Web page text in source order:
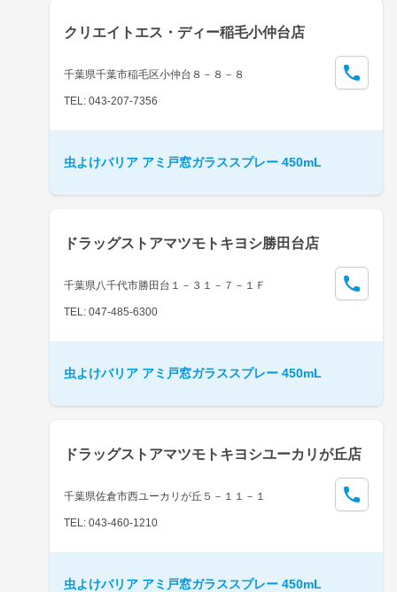
クリエイトエス・ディー稲毛小仲台店
千葉県千葉市稲毛区小仲台８－８－８
TEL: 043-207-7356
虫よけバリア アミ戸窓ガラススプレー 450mL
ドラッグストアマツモトキヨシ勝田台店
千葉県八千代市勝田台１－３１－７－１Ｆ
TEL: 047-485-6300
虫よけバリア アミ戸窓ガラススプレー 450mL
ドラッグストアマツモトキヨシユーカリが丘店
千葉県佐倉市西ユーカリが丘５－１１－１
TEL: 043-460-1210
虫よけバリア アミ戸窓ガラススプレー 450mL